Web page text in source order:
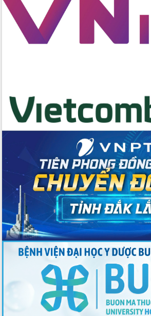
Phát động chiến dịch 30 ngày đêm
giải phóng mặt bằng Tuyến đường bộ
ven biển
Đắk Lắk nỗ lực thúc đẩy tăng trưởng
Việt Nam
Thứ trưởng Bộ Y tế làm việc với tỉnh
Đắk Lắk về phát triển nhân lực y tế
Du lịch Đắk Lắk nâng tầm trải nghiệm
du khách thông qua Hệ thống cơ sở dữ
liệu và Bản đồ số
Tập huấn ứng dụng trí tuệ nhân tạo (AI)
trong thương mại điện tử năm 2026
Đoàn đại biểu Quốc hội tỉnh Đắk Lắk
trao đổi thông tin trước Kỳ họp thứ
nhất, Quốc hội khóa XVI
Quyết liệt cải cách hành chính, khơi
thông nguồn lực phát triển
Nâng cao hiệu lực, hiệu quả HĐND
tỉnh thông qua hiện đại hóa hành chính
Xã Ea Phê gắn cải cách hành chính với
chuyển đổi số
Phó Chủ tịch Thường trực UBND tỉnh